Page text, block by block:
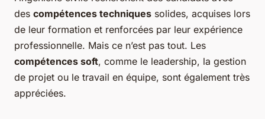
des compétences techniques solides, acquises lors
de leur formation et renforcées par leur expérience
professionnelle. Mais ce n’est pas tout. Les
compétences soft, comme le leadership, la gestion
de projet ou le travail en équipe, sont également très
appréciées.